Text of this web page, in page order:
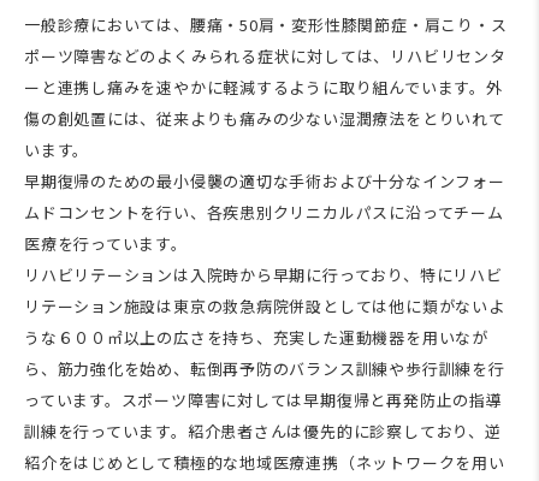
一般診療においては、腰痛・50肩・変形性膝関節症・肩こり・ス
ポーツ障害などのよくみられる症状に対しては、リハビリセンタ
ーと連携し痛みを速やかに軽減するように取り組んでいます。外
傷の創処置には、従来よりも痛みの少ない湿潤療法をとりいれて
います。
早期復帰のための最小侵襲の適切な手術および十分なインフォー
ムドコンセントを行い、各疾患別クリニカルパスに沿ってチーム
医療を行っています。
リハビリテーションは入院時から早期に行っており、特にリハビ
リテーション施設は東京の救急病院併設としては他に類がないよ
うな６００㎡以上の広さを持ち、充実した運動機器を用いなが
ら、筋力強化を始め、転倒再予防のバランス訓練や歩行訓練を行
っています。スポーツ障害に対しては早期復帰と再発防止の指導
訓練を行っています。紹介患者さんは優先的に診察しており、逆
紹介をはじめとして積極的な地域医療連携（ネットワークを用い